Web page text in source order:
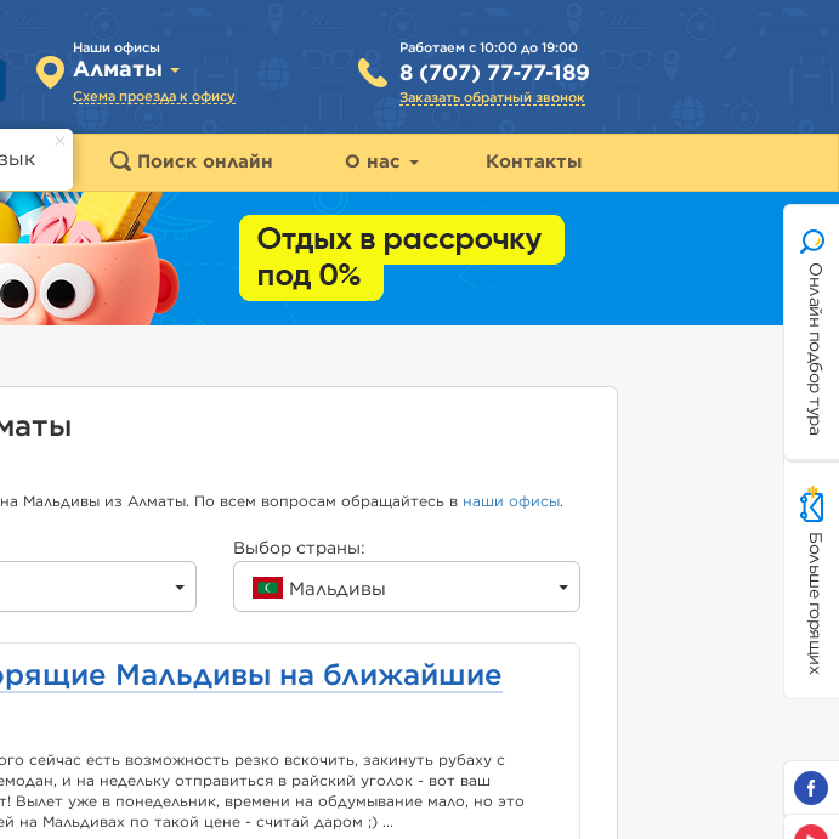
Работаем с 10:00 до 19:00
8 (707) 77-77-189
Заказать обратный звонок
Наши офисы
Алматы
Схема проезда к офису
Поиск онлайн О нас Контакты
Онлайн подбор тура
Больше горящих
Мальдивы из Алматы. По всем вопросам обращайтесь в наши офисы.
Выбор страны:
Мальдивы
Мальдивы на ближайшие
сейчас есть возможность резко вскочить, закинуть рубаху с
и на недельку отправиться в райский уголок - вот ваш
Вылет уже в понедельник, времени на обдумывание мало, но это
на Мальдивах по такой цене - считай даром ;) ...